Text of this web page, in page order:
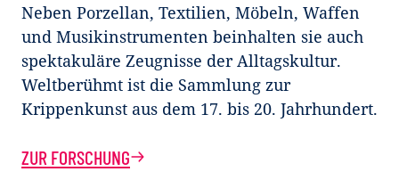
Neben Porzellan, Textilien, Möbeln, Waffen
und Musikinstrumenten beinhalten sie auch
spektakuläre Zeugnisse der Alltagskultur.
Weltberühmt ist die Sammlung zur
Krippenkunst aus dem 17. bis 20. Jahrhundert.
ZUR FORSCHUNG